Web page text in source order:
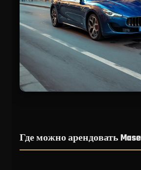
Где можно арендовать